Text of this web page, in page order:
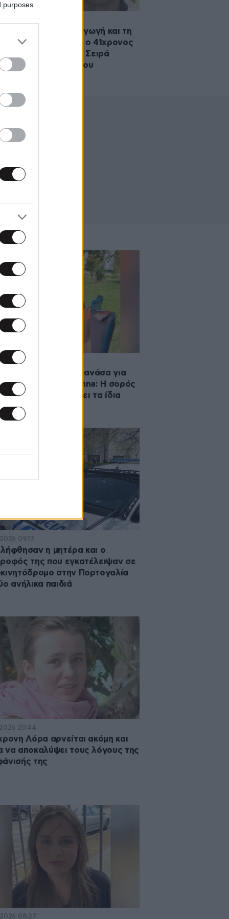
purposes
Αρνείται την απαγωγή και τη
της 11χρονης ο 41χρονος
της φίλης της – Σειρά
σε βάρος του
20:19
με κομμένη την ανάσα για
εξαφάνιση της Lyhanna: Η σορός
σε παιδί και φοράει τα ίδια
09:17
η μητέρα και ο
της που εγκατέλειψαν σε
στην Πορτογαλία
ανήλικα παιδιά
20:44
Λόρα αρνείται ακόμη και
να αποκαλύψει τους λόγους της
της
08:27